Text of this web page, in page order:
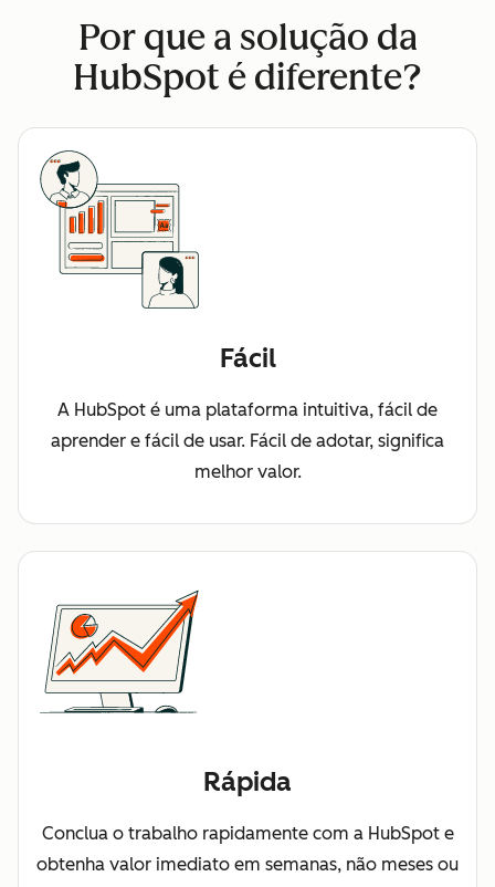
Por que a solução da
HubSpot é diferente?
Fácil
A HubSpot é uma plataforma intuitiva, fácil de
aprender e fácil de usar. Fácil de adotar, significa
melhor valor.
Rápida
Conclua o trabalho rapidamente com a HubSpot e
obtenha valor imediato em semanas, não meses ou